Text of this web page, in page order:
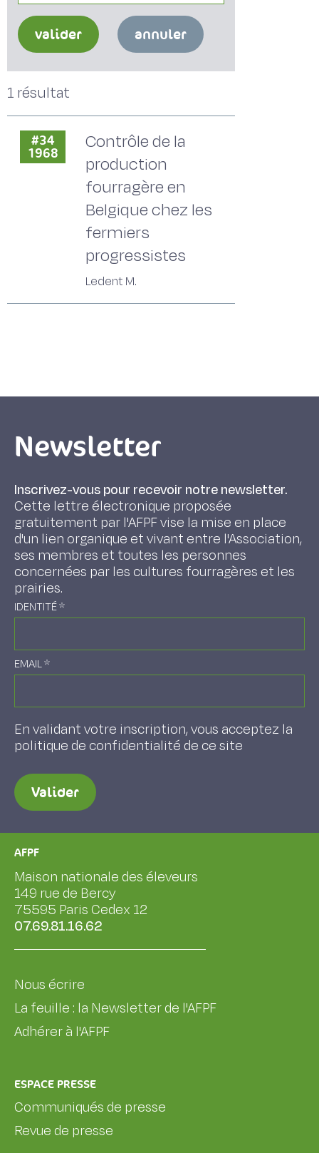
valider annuler
1 résultat
#34
1968
Contrôle de la
production
fourragère en
Belgique chez les
fermiers
progressistes
Ledent M.
Newsletter
Inscrivez-vous pour recevoir notre newsletter.
Cette lettre électronique proposée
gratuitement par l'AFPF vise la mise en place
d'un lien organique et vivant entre l'Association,
ses membres et toutes les personnes
concernées par les cultures fourragères et les
prairies.
IDENTITÉ*
EMAIL*
En validant votre inscription, vous acceptez la
politique de confidentialité de ce site
Valider
AFPF
Maison nationale des éleveurs
149 rue de Bercy
75595 Paris Cedex 12
07.69.81.16.62
Nous écrire
La feuille : la Newsletter de l'AFPF
Adhérer à l'AFPF
ESPACE PRESSE
Communiqués de presse
Revue de presse